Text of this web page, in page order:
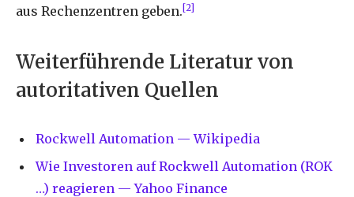
aus Rechenzentren geben. [2]
Weiterführende Literatur von
autoritativen Quellen
Rockwell Automation — Wikipedia
Wie Investoren auf Rockwell Automation (ROK
…) reagieren — Yahoo Finance